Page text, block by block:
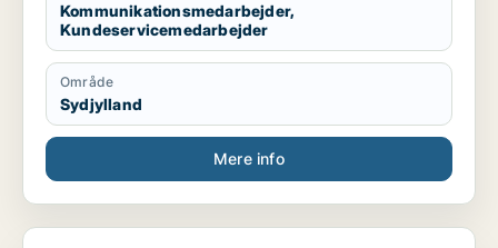
Kommunikationsmedarbejder,
Kundeservicemedarbejder
Område
Sydjylland
Mere info